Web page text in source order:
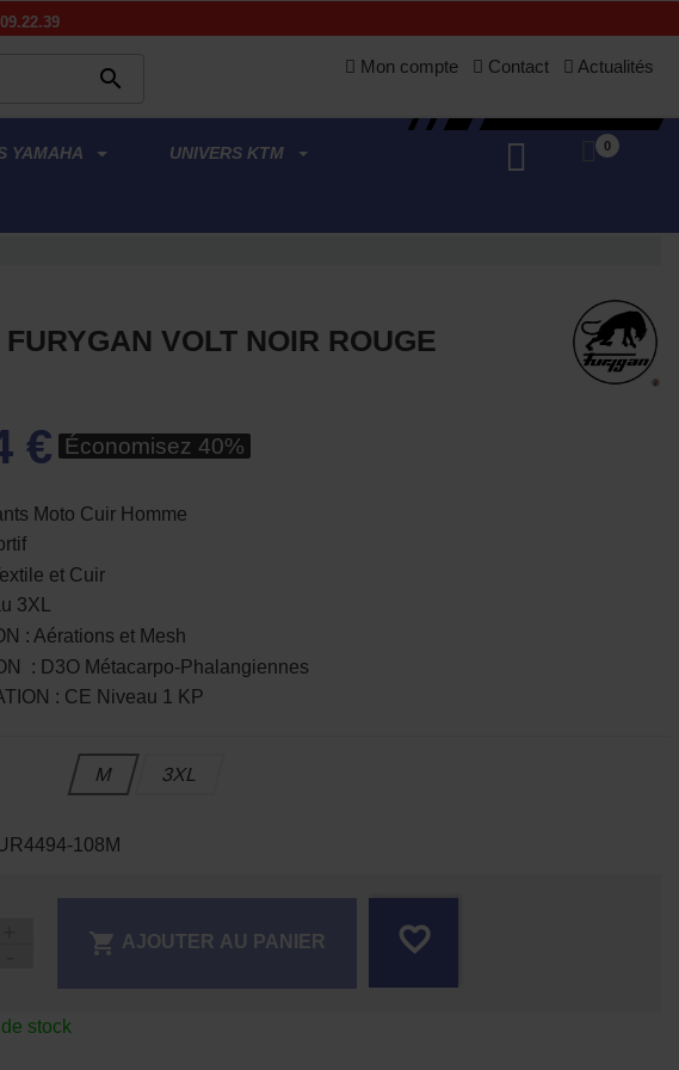
 Mon compte Contact Actualités
YAMAHA UNIVERS KTM 0
VOLT NOIR ROUGE
€ Économisez 40%
Moto Cuir Homme
et Cuir
3XL
: Aérations et Mesh
: D3O Métacarpo-Phalangiennes
: CE Niveau 1 KP
M 3XL
108M
 AJOUTER AU PANIER favorite_border
stock